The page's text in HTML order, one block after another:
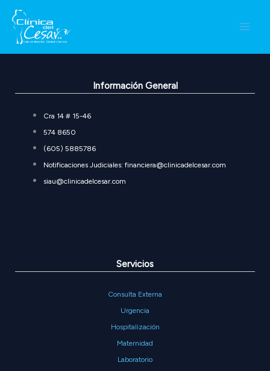
contenido
Derechos y Deberes de Paciente
Información General
Cra 14 # 15-46
574 8650
(605) 5885786
Notificaciones Judiciales: financiera@clinicadelcesar.com
siau@clinicadelcesar.com
Servicios
Consulta Externa
Urgencia
Hospitalización
Maternidad
Laboratorio